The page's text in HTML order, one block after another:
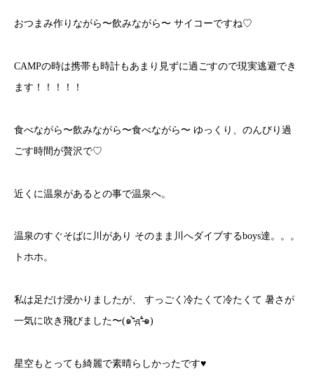
おつまみ作りながら〜飲みながら〜 サイコーですね♡
CAMPの時は携帯も時計もあまり見ずに過ごすので現実逃避でき
ます！！！！！
食べながら〜飲みながら〜食べながら〜 ゆっくり、のんびり過
ごす時間が贅沢で♡
近くに温泉があるとの事で温泉へ。
温泉のすぐそばに川があり そのまま川へダイブするboys達。。。
トホホ。
私は足だけ浸かりましたが、 すっごく冷たくて冷たくて 暑さが
一気に吹き飛びました〜(๑⁼̴̀д⁼̴́๑)
星空もとっても綺麗で素晴らしかったです♥︎